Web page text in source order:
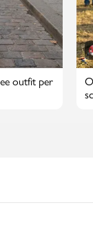
outfit per